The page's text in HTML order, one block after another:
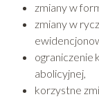
zmiany w
zmiany w
ograniczenie
abolicyjnej,
korzystne